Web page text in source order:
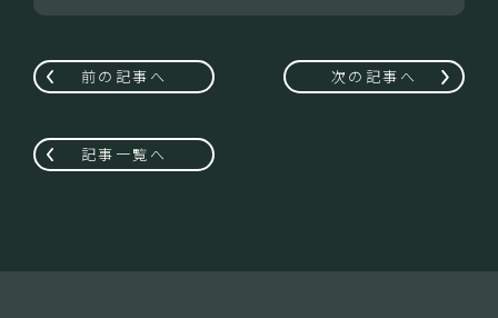
前の記事へ
記事一覧へ
次の記事へ